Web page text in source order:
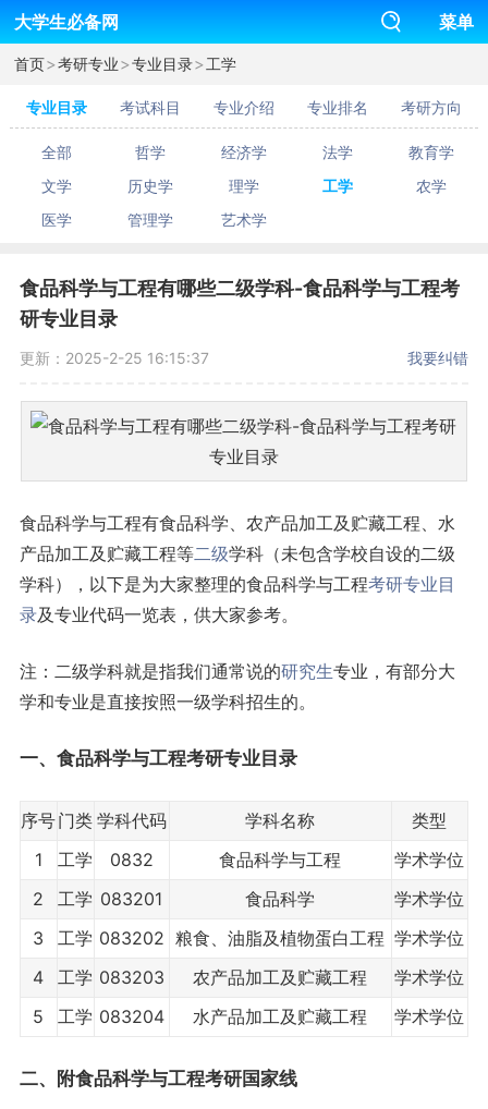
大学生必备网 菜单
首页>考研专业>专业目录>工学
专业目录 考试科目 专业介绍 专业排名 考研方向
全部 哲学 经济学 法学
教育学
文学
历史学 理学 工学
农学
医学
管理学 艺术学
食品科学与工程有哪些二级学科-食品科学与工程考
研专业目录
更新：2025-2-25 16:15:37 我要纠错
食品科学与工程有食品科学、农产品加工及贮藏工程、水
产品加工及贮藏工程等二级学科（未包含学校自设的二级
学科），以下是为大家整理的食品科学与工程考研专业目
录及专业代码一览表，供大家参考。
注：二级学科就是指我们通常说的研究生专业，有部分大
学和专业是直接按照一级学科招生的。
一、食品科学与工程考研专业目录
序号门类 学科代码 学科名称
类型
1
工学 0832 食品科学与工程
学术学位
2
工学 083201 食品科学
学术学位
3
工学 083202 粮食、油脂及植物蛋白工程 学术学位
4
工学 083203 农产品加工及贮藏工程
学术学位
5
工学 083204 水产品加工及贮藏工程 学术学位
二、附食品科学与工程考研国家线